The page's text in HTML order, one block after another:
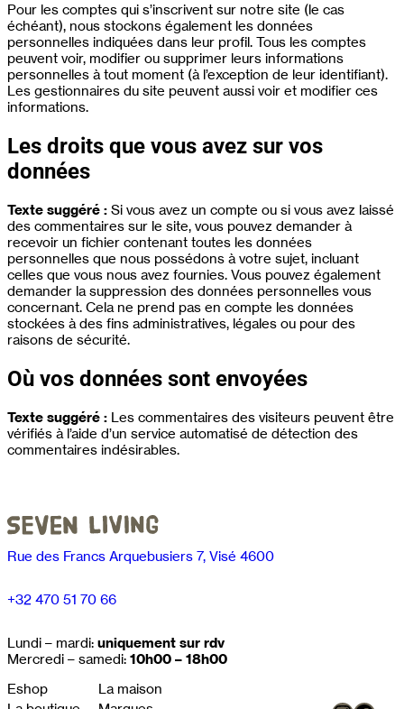
Pour les comptes qui s’inscrivent sur notre site (le cas
échéant), nous stockons également les données
personnelles indiquées dans leur profil. Tous les comptes
peuvent voir, modifier ou supprimer leurs informations
personnelles à tout moment (à l’exception de leur identifiant).
Les gestionnaires du site peuvent aussi voir et modifier ces
informations.
Les droits que vous avez sur vos
données
Texte suggéré : Si vous avez un compte ou si vous avez laissé
des commentaires sur le site, vous pouvez demander à
recevoir un fichier contenant toutes les données
personnelles que nous possédons à votre sujet, incluant
celles que vous nous avez fournies. Vous pouvez également
demander la suppression des données personnelles vous
concernant. Cela ne prend pas en compte les données
stockées à des fins administratives, légales ou pour des
raisons de sécurité.
Où vos données sont envoyées
Texte suggéré : Les commentaires des visiteurs peuvent être
vérifiés à l’aide d’un service automatisé de détection des
commentaires indésirables.
Rue des Francs Arquebusiers 7, Visé 4600
+32 470 51 70 66
Lundi – mardi: uniquement sur rdv
Mercredi – samedi: 10h00 – 18h00
Eshop
La maison